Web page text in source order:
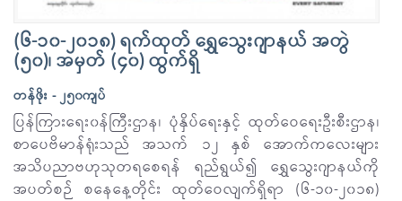
(၆-၁၀-၂၀၁၈) ရက်ထုတ် ရွှေသွေးဂျာနယ် အတွဲ
(၅၀)၊ အမှတ် (၄၀) ထွက်ရှိ
တန်ဖိုး - ၂၅၀ကျပ်
ပြန်ကြားရေး၀န်ကြီးဌာန၊ ပုံနှိပ်ရေးနှင့် ထုတ်ဝေရေးဦးစီးဌာန၊
စာပေဗိမာန်ရုံးသည် အသက် ၁၂ နှစ် အောက်ကလေးများ
အသိပညာဗဟုသုတရစေရန် ရည်ရွယ်၍ ရွှေသွေးဂျာနယ်ကို
အပတ်စဉ် စနေနေ့တိုင်း ထုတ်ဝေလျက်ရှိရာ (၆-၁၀-၂၀၁၈)